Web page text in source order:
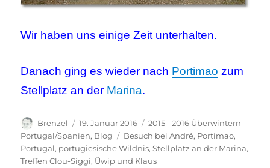
Wir haben uns einige Zeit unterhalten.
Danach ging es wieder nach Portimao zum
Stellplatz an der Marina.
Autor
Brenzel
Veröffentlicht
am
19. Januar 2016 Kategorien
2015 - 2016 Überwintern
Portugal/Spanien, Blog Schlagwörter
Besuch bei André, Portimao,
Portugal, portugiesische Wildnis,Stellplatz an der Marina,
Treffen Clou-Siggi, Üwip und Klaus